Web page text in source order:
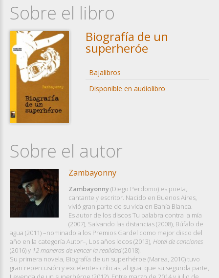
Sobre el libro
Biografía de un
superheróe
Bajalibros
Disponible en audiolibro
Sobre el autor
Zambayonny
Zambayonny(Diego Perdomo) es poeta,
cantante y escritor. Nacido en Buenos Aires,
vivió gran parte de su vida en Bahía Blanca.
Es autor de los discos Tu palabra contra la mía
(2007), Salvando las distancias (2008), Búfalo de
agua (2011) –nominado a los Premios Gardel como mejor disco del
año en la categoría Autor–, Los años locos (2013), Hotel de canciones
(2016) y 12 maneras de vencer la realidad(2018).
Su primera novela, Biografía de un superhéroe (Marea, 2010) tuvo
gran repercusión y excelentes críticas, al igual que su segunda parte,